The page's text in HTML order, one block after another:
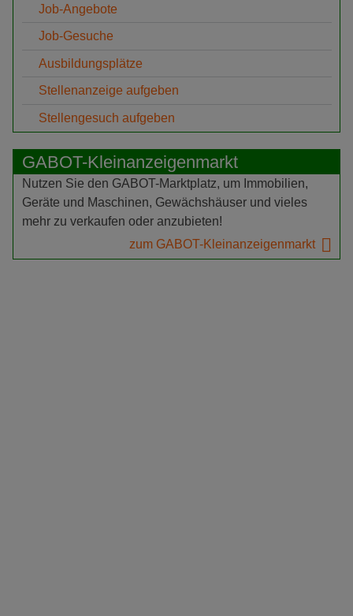
Job-Angebote
Job-Gesuche
Ausbildungsplätze
Stellenanzeige aufgeben
Stellengesuch aufgeben
GABOT-Kleinanzeigenmarkt
Nutzen Sie den GABOT-Marktplatz, um Immobilien,
Geräte und Maschinen, Gewächshäuser und vieles
mehr zu verkaufen oder anzubieten!
zum GABOT-Kleinanzeigenmarkt